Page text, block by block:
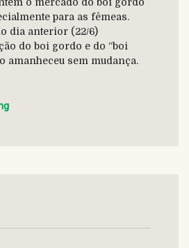
o mercado do boi gordo
para as fêmeas.
dia anterior (22/6)
do boi gordo e do “boi
amanheceu sem mudança.